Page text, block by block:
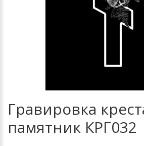
Гравировка
памятник КРГ032